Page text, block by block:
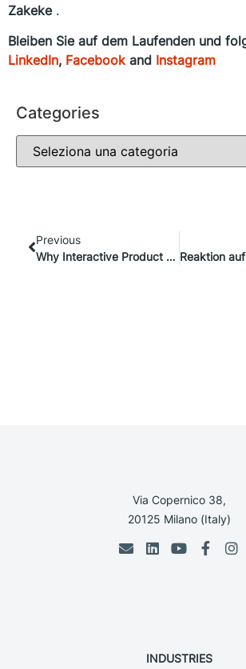
Zakeke.
Bleiben Sie auf dem Laufenden und
LinkedIn, Facebook and Instagram
Categories
Previous
Why Interactive Product Customization Is Essential to Fashion Brands Today
Via Copernico 38,
20125 Milano (Italy)
INDUSTRIES